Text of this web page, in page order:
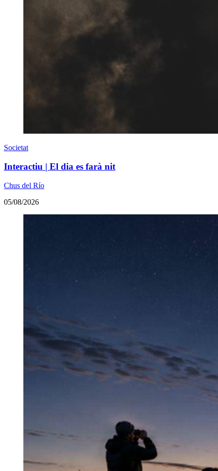
Societat
Interactiu | El dia es farà nit
Chus del Río
05/08/2026